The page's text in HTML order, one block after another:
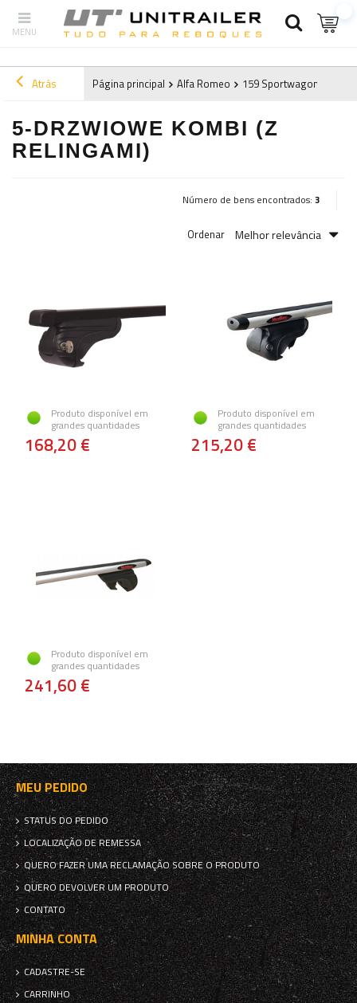
Atrás Página principal Alfa Romeo 159 Sportwagon (2006-
5-DRZWIOWE KOMBI (Z
RELINGAMI)
Número de bens encontrados: 3
Ordenar Melhor relevância
Produto disponível em
grandes quantidades
168,20 €
Produto disponível em
grandes quantidades
215,20 €
Produto disponível em
grandes quantidades
241,60 €
MEU PEDIDO
STATUS DO PEDIDO
LOCALIZAÇÃO DE REMESSA
QUERO FAZER UMA RECLAMAÇÃO SOBRE O PRODUTO
QUERO DEVOLVER UM PRODUTO
CONTATO
MINHA CONTA
CADASTRE-SE
CARRINHO